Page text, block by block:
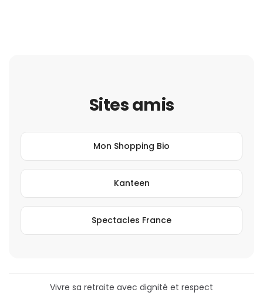
Sites amis
Mon Shopping Bio
Kanteen
Spectacles France
Vivre sa retraite avec dignité et respect